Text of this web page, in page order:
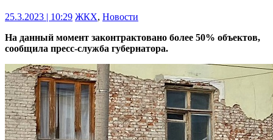
25.3.2023 | 10:29 ЖКХ, Новости
На данный момент законтрактовано более 50% объектов,
сообщила пресс-служба губернатора.